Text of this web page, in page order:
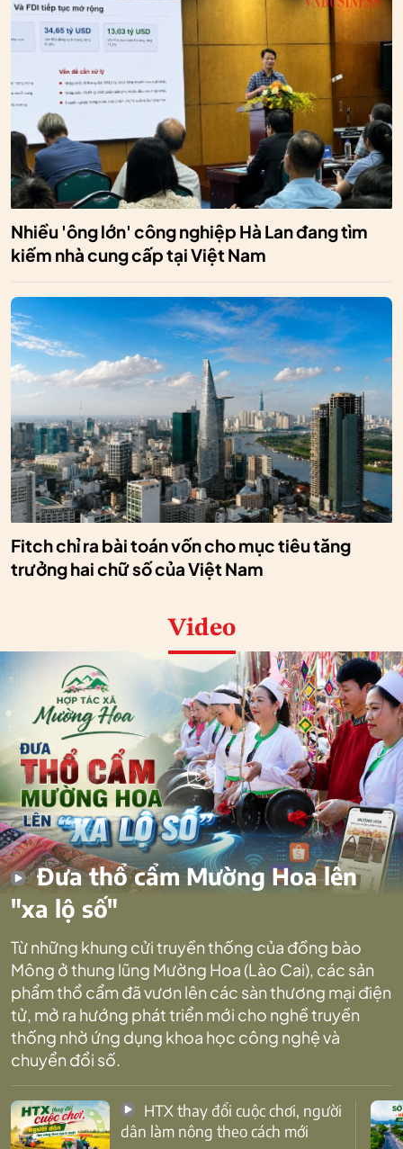
Nhiều 'ông lớn' công nghiệp Hà Lan đang tìm
kiếm nhà cung cấp tại Việt Nam
Fitch chỉ ra bài toán vốn cho mục tiêu tăng
trưởng hai chữ số của Việt Nam
Video
Đưa thổ cẩm Mường Hoa lên
"xa lộ số"
Từ những khung cửi truyền thống của đồng bào
Mông ở thung lũng Mường Hoa (Lào Cai), các sản
phẩm thổ cẩm đã vươn lên các sàn thương mại điện
tử, mở ra hướng phát triển mới cho nghề truyền
thống nhờ ứng dụng khoa học công nghệ và
chuyển đổi số.
dân làm nông theo cách mới